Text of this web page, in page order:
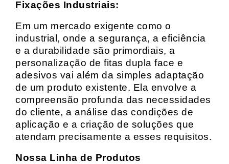
Fixações Industriais:
Em um mercado exigente como o
industrial, onde a segurança, a eficiência
e a durabilidade são primordiais, a
personalização de fitas dupla face e
adesivos vai além da simples adaptação
de um produto existente. Ela envolve a
compreensão profunda das necessidades
do cliente, a análise das condições de
aplicação e a criação de soluções que
atendam precisamente a esses requisitos.
Nossa Linha de Produtos